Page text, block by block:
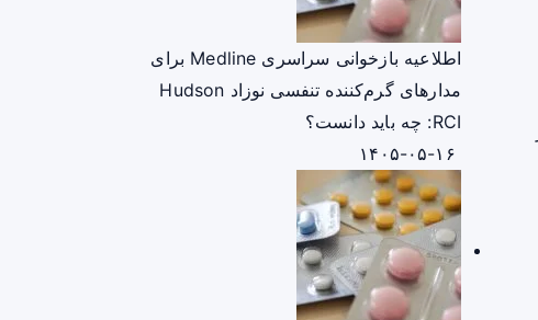
اطلاعیه بازخوانی سراسری Medline برای
مدارهای گرم‌کننده تنفسی نوزاد Hudson
RCI: چه باید دانست؟